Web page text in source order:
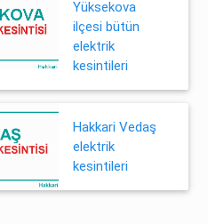
Yüksekova
ilçesi bütün
elektrik
kesintileri
Hakkari Vedaş
elektrik
kesintileri